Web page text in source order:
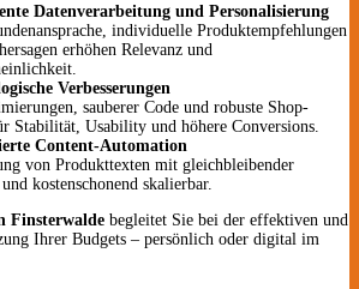
Datenverarbeitung und Personalisierung
individuelle Produktempfehlungen
erhöhen Relevanz und
Verbesserungen
sauberer Code und robuste Shop-
Stabilität, Usability und höhere Conversions.
Content-Automation
von Produkttexten mit gleichbleibender
kostenschonend skalierbar.
Finsterwalde begleitet Sie bei der effektiven und
Ihrer Budgets – persönlich oder digital im